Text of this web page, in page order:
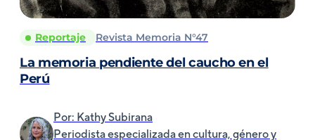
Reportaje Revista Memoria N°47
La memoria pendiente del caucho en el
Perú
Por: Kathy Subirana
Periodista especializada en cultura, género y